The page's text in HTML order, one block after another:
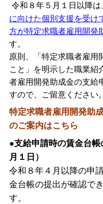
令和８年５月１日以降は
に向けた個別支援を受け
方が特定求職者雇用開発
す。
原則、「特定求職者雇用
こと」を明示した職業紹
者雇用開発助成金の支給
すので、ご留意ください。
特定求職者雇用開発助
のご案内はこちら
●支給申請時の賃金台
月１日）
令和８年４月以降の申
金台帳の提出が確認で
す。